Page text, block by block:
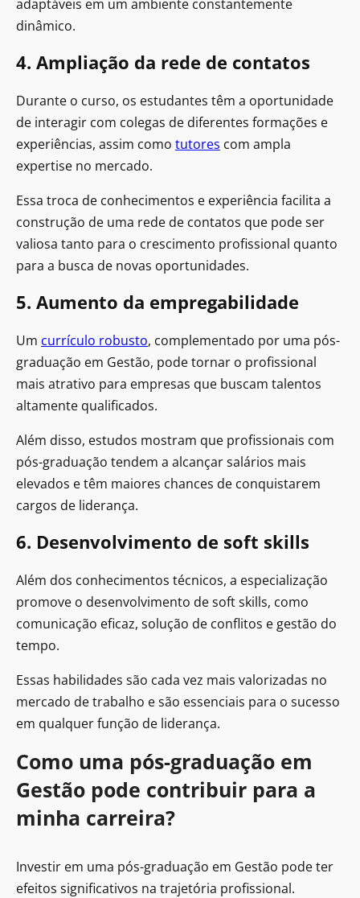
adaptáveis em um ambiente constantemente
dinâmico.
4. Ampliação da rede de contatos
Durante o curso, os estudantes têm a oportunidade
de interagir com colegas de diferentes formações e
experiências, assim como tutores com ampla
expertise no mercado.
Essa troca de conhecimentos e experiência facilita a
construção de uma rede de contatos que pode ser
valiosa tanto para o crescimento profissional quanto
para a busca de novas oportunidades.
5. Aumento da empregabilidade
Um currículo robusto, complementado por uma pós-
graduação em Gestão, pode tornar o profissional
mais atrativo para empresas que buscam talentos
altamente qualificados.
Além disso, estudos mostram que profissionais com
pós-graduação tendem a alcançar salários mais
elevados e têm maiores chances de conquistarem
cargos de liderança.
6. Desenvolvimento de soft skills
Além dos conhecimentos técnicos, a especialização
promove o desenvolvimento de soft skills, como
comunicação eficaz, solução de conflitos e gestão do
tempo.
Essas habilidades são cada vez mais valorizadas no
mercado de trabalho e são essenciais para o sucesso
em qualquer função de liderança.
Como uma pós-graduação em
Gestão pode contribuir para a
minha carreira?
Investir em uma pós-graduação em Gestão pode ter
efeitos significativos na trajetória profissional.